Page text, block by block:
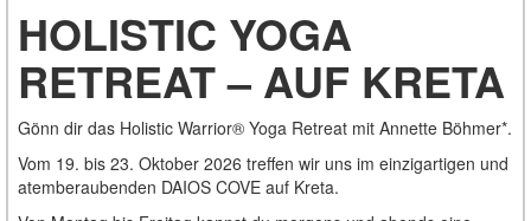
HOLISTIC YOGA
RETREAT – AUF KRETA
Gönn dir das Holistic Warrior® Yoga Retreat mit Annette Böhmer*.
Vom 19. bis 23. Oktober 2026 treffen wir uns im einzigartigen und
atemberaubenden DAIOS COVE auf Kreta.